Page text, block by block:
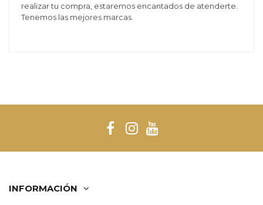
realizar tu compra, estaremos encantados de atenderte.
Tenemos las mejores marcas.
INFORMACIÓN